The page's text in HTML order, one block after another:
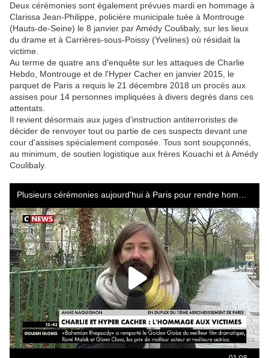
Deux cérémonies sont également prévues mardi en hommage à
Clarissa Jean-Philippe, policière municipale tuée à Montrouge
(Hauts-de-Seine) le 8 janvier par Amédy Coulibaly, sur les lieux
du drame et à Carrières-sous-Poissy (Yvelines) où résidait la
victime.
Au terme de quatre ans d'enquête sur les attaques de Charlie
Hebdo, Montrouge et de l'Hyper Cacher en janvier 2015, le
parquet de Paris a requis le 21 décembre 2018 un procès aux
assises pour 14 personnes impliquées à divers degrés dans ces
attentats.
Il revient désormais aux juges d'instruction antiterroristes de
décider de renvoyer tout ou partie de ces suspects devant une
cour d'assises spécialement composée. Tous sont soupçonnés,
au minimum, de soutien logistique aux frères Kouachi et à Amédy
Coulibaly.